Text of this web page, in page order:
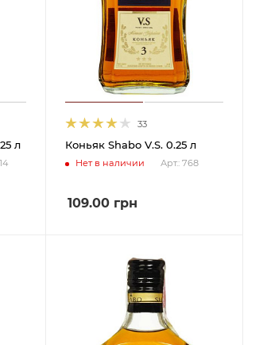
л
33
Коньяк Shabo V.S. 0.25 л
Нет в наличии Арт.: 768
109.00грн